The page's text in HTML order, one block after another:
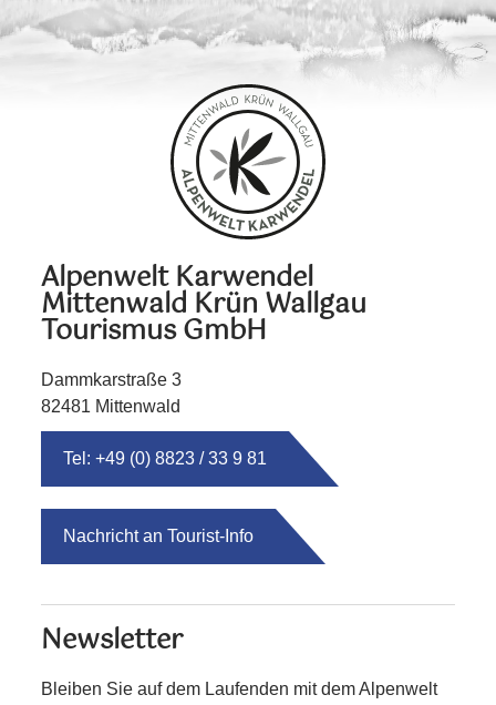
Alpenwelt Karwendel
Mittenwald Krün Wallgau
Tourismus GmbH
Dammkarstraße 3
82481 Mittenwald
Tel: +49 (0) 8823 / 33 9 81
Nachricht an Tourist-Info
Newsletter
Bleiben Sie auf dem Laufenden mit dem Alpenwelt